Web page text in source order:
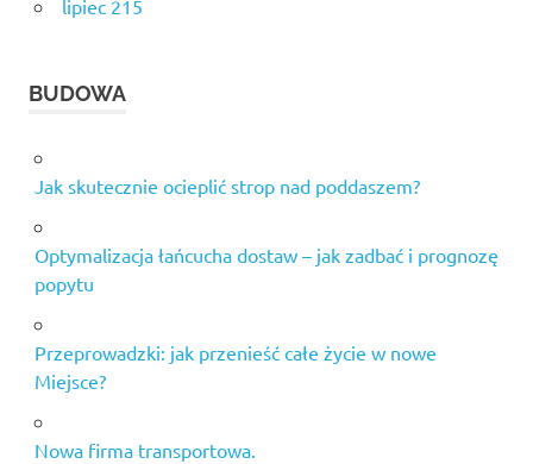
lipiec 215
BUDOWA
Jak skutecznie ocieplić strop nad poddaszem?
Optymalizacja łańcucha dostaw – jak zadbać i prognozę
popytu
Przeprowadzki: jak przenieść całe życie w nowe
Miejsce?
Nowa firma transportowa.